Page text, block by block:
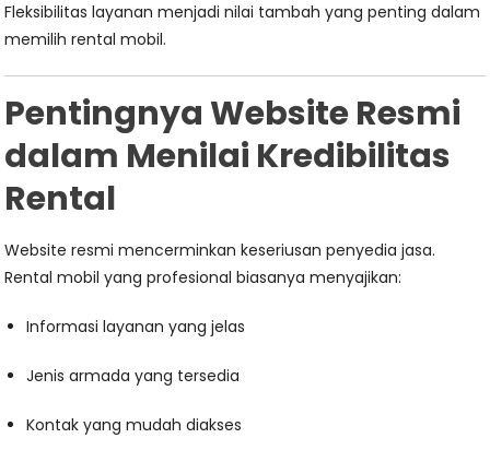
Fleksibilitas layanan menjadi nilai tambah yang penting dalam
memilih rental mobil.
Pentingnya Website Resmi
dalam Menilai Kredibilitas
Rental
Website resmi mencerminkan keseriusan penyedia jasa.
Rental mobil yang profesional biasanya menyajikan:
Informasi layanan yang jelas
Jenis armada yang tersedia
Kontak yang mudah diakses